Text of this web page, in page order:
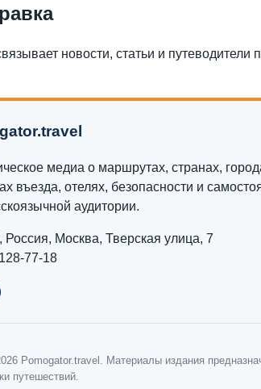
новости, статьи и
медиа о маршрутах, странах,
въезда, отелях, безопасности и
аудитории.
Россия, Москва, Тверская улица, 7
77-18
Pomogator.travel. Материалы издания
путешествий.